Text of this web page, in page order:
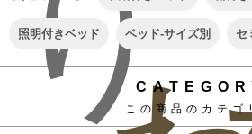
り
照明付きベッド ベッド-サイズ別 セ
この商品のカテゴ